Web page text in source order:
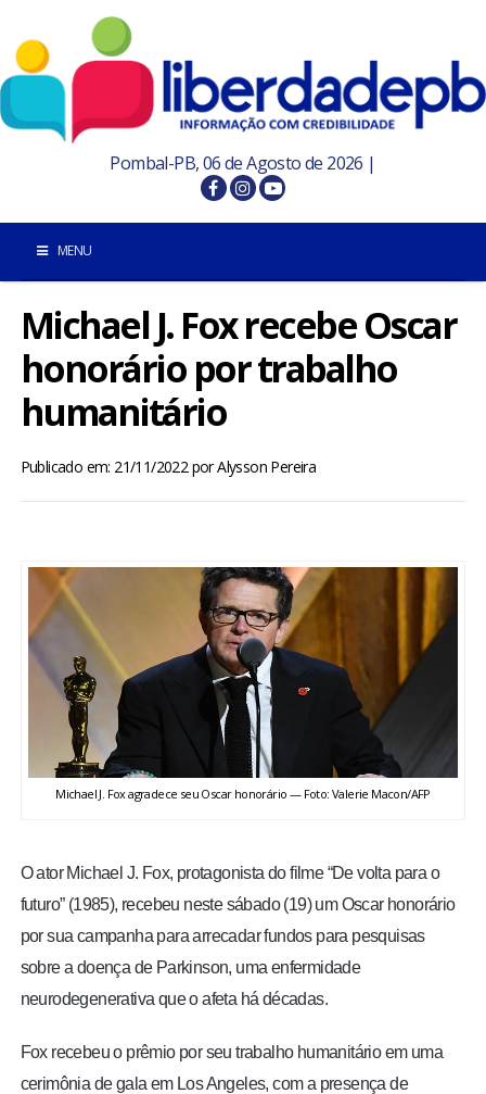
Pombal-PB, 06 de Agosto de 2026 |
MENU
INÍCIO
POMBAL E REGIÃO
BRASIL
ESPORTES
ENTRETENIMENTO
ENQUETE
FOTOS
COLUNISTAS
Michael J. Fox recebe Oscar
honorário por trabalho
humanitário
Publicado em: 21/11/2022porAlysson Pereira
Michael J. Fox agradece seu Oscar honorário — Foto: Valerie Macon/AFP
O ator Michael J. Fox, protagonista do filme “De volta para o
futuro” (1985), recebeu neste sábado (19) um Oscar honorário
por sua campanha para arrecadar fundos para pesquisas
sobre a doença de Parkinson, uma enfermidade
neurodegenerativa que o afeta há décadas.
Fox recebeu o prêmio por seu trabalho humanitário em uma
cerimônia de gala em Los Angeles, com a presença de